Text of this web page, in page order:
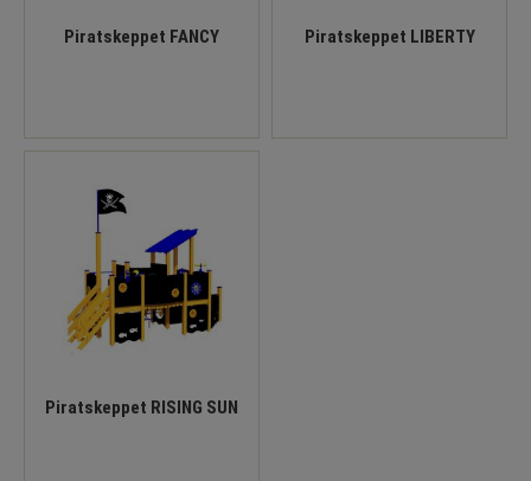
Piratskeppet FANCY Piratskeppet LIBERTY
Piratskeppet RISING SUN